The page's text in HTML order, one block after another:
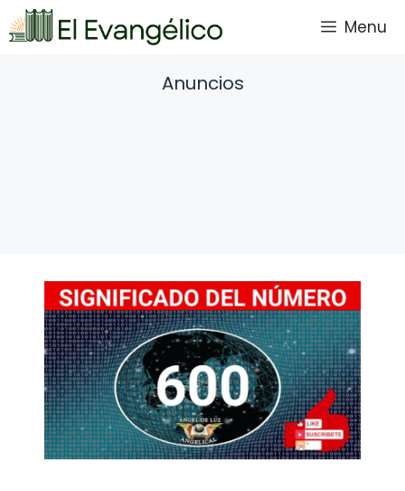
Saltar
al
Menu
Anuncios